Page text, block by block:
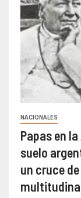
NACIONALES
Papas en
suelo
un cruce